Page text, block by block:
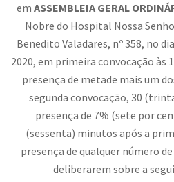
em ASSEMBLEIA GERAL
Nobre do Hospital Nossa
Benedito Valadares, nº 358, no
2020, em primeira convocação às
presença de metade mais um
segunda convocação, 30
presença de 7% (sete por
(sessenta) minutos após a
presença de qualquer número
deliberarem sobre a